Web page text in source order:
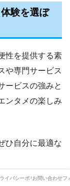
験を選ぼ
性を提供する素
や専門サービス
ービスの強みと
ンタメの楽しみ
ひ自分に最適な
イバシーポリシー/免責事項
お問い合わせフ